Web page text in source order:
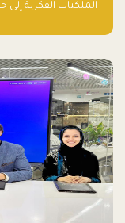
الملكيات الفكرية إلى